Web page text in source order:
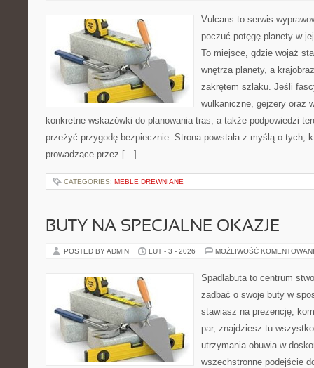
Vulcans to serwis
poczuć potęgę planety w
To miejsce, gdzie wojaż
wnętrza planety, a
zakrętem szlaku. Jeśli
wulkaniczne, gejzery oraz
konkretne wskazówki do planowania tras, a także podpowiedzi
przeżyć przygodę bezpiecznie. Strona powstała z myślą o tych,
prowadzące przez […]
CATEGORIES: MEBLE DREWNIANE
BUTY NA SPECJALNE OKAZJE
POSTED BY ADMIN LUT - 3 - 2026 MOŻLIWOŚĆ
Spadlabuta to centrum
zadbać o swoje buty w
stawiasz na prezencję,
par, znajdziesz tu
utrzymania obuwia w
wszechstronne podejście